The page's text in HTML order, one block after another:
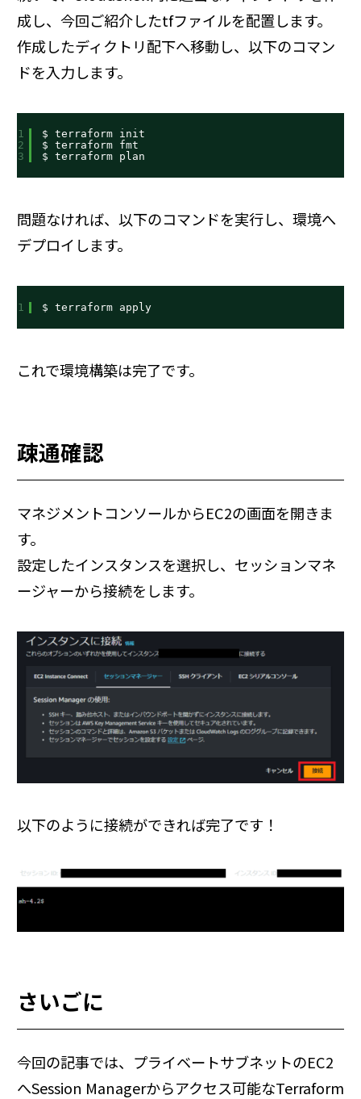
成し、今回ご紹介したtfファイルを配置します。
作成したディクトリ配下へ移動し、以下のコマン
ドを入力します。
1
2
3
$ terraform init
$ terraform fmt
$ terraform plan
問題なければ、以下のコマンドを実行し、環境へ
デプロイします。
1 $ terraform apply
これで環境構築は完了です。
疎通確認
マネジメントコンソールからEC2の画面を開きま
す。
設定したインスタンスを選択し、セッションマネ
ージャーから接続をします。
以下のように接続ができれば完了です！
さいごに
今回の記事では、プライベートサブネットのEC2
へSession Managerからアクセス可能なTerraform